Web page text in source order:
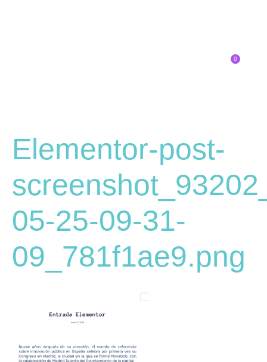
0
Elementor-post-
05-25-09-31-
09_781f1ae9.png